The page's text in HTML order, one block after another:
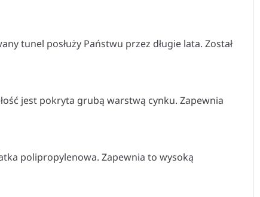
tunel posłuży Państwu przez długie lata. Został
jest pokryta grubą warstwą cynku. Zapewnia
polipropylenowa. Zapewnia to wysoką